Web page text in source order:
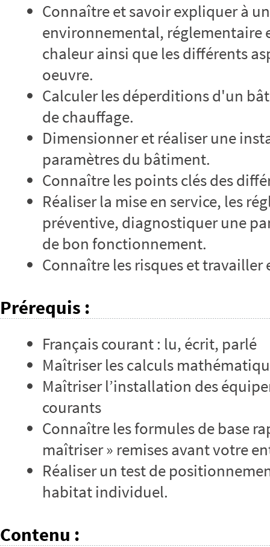
Connaître et savoir expliquer à
environnemental, réglementaire
chaleur ainsi que les différents
oeuvre.
Calculer les déperditions d'un
de chauffage.
Dimensionner et réaliser une
paramètres du bâtiment.
Connaître les points clés des
Réaliser la mise en service, les
préventive, diagnostiquer une
de bon fonctionnement.
Connaître les risques et travailler
Prérequis :
Français courant : lu, écrit, parlé
Maîtriser les calculs
Maîtriser l’installation des
courants
Connaître les formules de base
maîtriser » remises avant votre
Réaliser un test de
habitat individuel.
Contenu :